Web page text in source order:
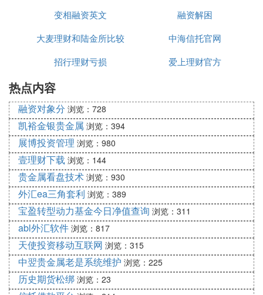
好草草收场。不到一年，此君就因业绩不佳而离任，
我听说后，感到并不是很意外。 故事二：一位温州
京，辗转多个行业，当了信托经理。我问“你觉得信
托是什么？”他兴奋地说：“我讲给你听啊，信托这个
东西太好了，你能把别人的钱拿过来，然后又放出
去，还不叫非法集资！” 他的回答让我回味无穷，这
就是一个温州人对信托的朴素理解！此君开始时对信
托一无所知，但是虚心好学，总能找到最专业的人帮
他把问题解决了，现在信托公司做得风生水起。 故
事三：一位银行的支行行长，和信托公司合作了几
次，逐渐上瘾，自己出来创业了。我问“你觉得信托
是什么？”他说，是一种组织形式！我追问，什么样
的组织形式？他说，就是资源整合，如果你有足够的
资源整合能力，能够整合全产业链，你一个人就是一
个信托公司！你没有信托牌照，你找人“贴牌”嘛！ 此
君做了一个资产管理公司，找好项目，也协调好信托
产品销售渠道，再去找信托公司，信托公司乐得有人
送项目上门来，收个2%的信托报酬就已很满足，而
变相融资英文
融资解困
大麦理财和陆金所比较
中海信托官网
招行理财亏损
爱上理财官方
热点内容
融资对象分 浏览：728
凯裕金银贵金属 浏览：394
展博投资管理 浏览：980
壹理财下载 浏览：144
贵金属看盘技术 浏览：930
外汇ea三角套利 浏览：389
宝盈转型动力基金今日净值查询 浏览：311
abl外汇软件 浏览：817
天使投资移动互联网 浏览：315
中翌贵金属老是系统维护 浏览：225
历史期货松绑 浏览：23